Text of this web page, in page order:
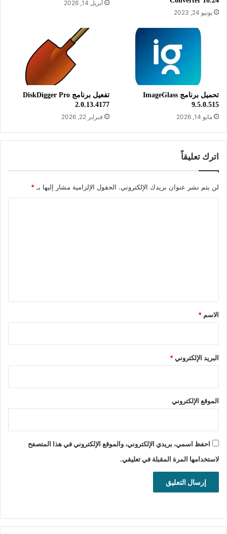
تاريخ التحديث: 17 يوليو 2026
متطلبات التشغيل: يدعم جميع إصدارات
اللغة: يدعم العديد من اللغات
الترخيص: مجاني
وورد بريس
التصنيف: تطبيقات ويب، تطبيقات وورد
الجديد في الإصدار
احترافية بجودة عالية الدقة.
تحميل برنامج WordPres للويندوز
WordPress 7.0.2
تحميل
WordPress Beta
WordPress for iOS
يونيو 24, 2023
أبريل 14, 2026
تحميل برنامج ImageGlass
9.5.0.515
مايو 14, 2026
تفعيل برنامج DiskDigger Pro
2.0.13.4177
فبراير 22, 2026
اترك تعليقاً
لن يتم نشر عنوان بريدك الإلكتروني. الحقول الإلزامية مشار إليها بـ *
*
الاسم *
البريد الإلكتروني*
الموقع الإلكتروني
احفظ اسمي، بريدي الإلكتروني، والموقع الإلكتروني في هذا المتصفح
لاستخدامها المرة المقبلة في تعليقي.